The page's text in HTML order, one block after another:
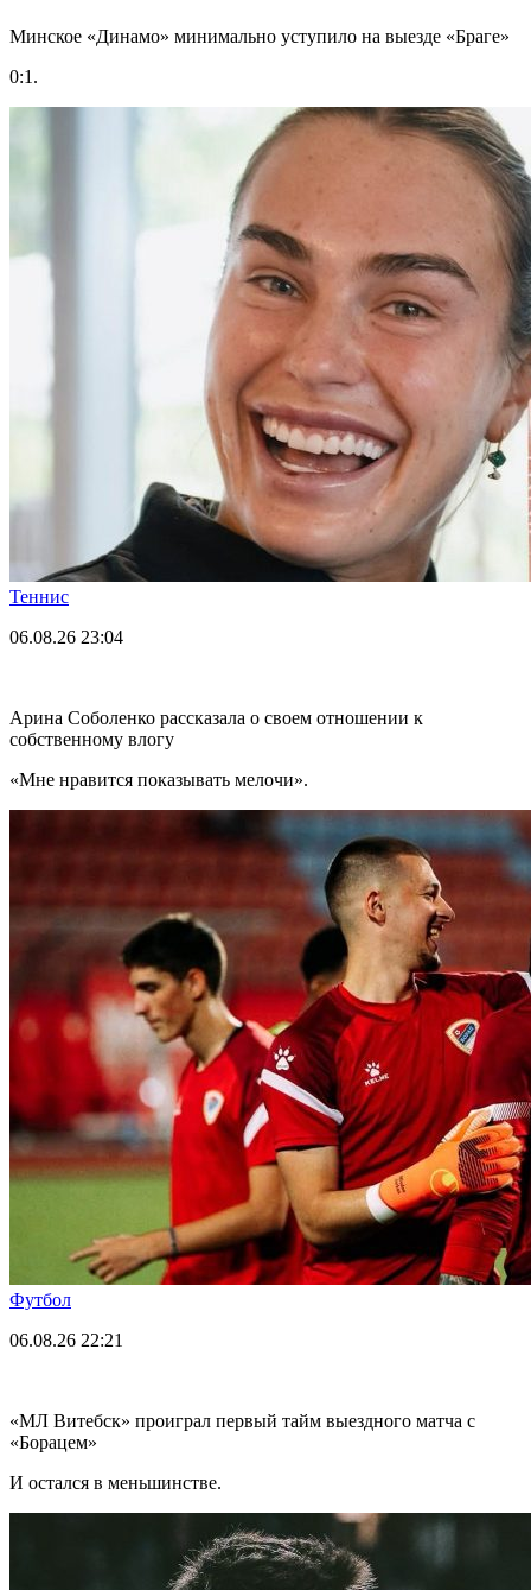
Минское «Динамо» минимально уступило на выезде «Браге»
0:1.
Теннис
06.08.26 23:04
Арина Соболенко рассказала о своем отношении к
собственному влогу
«Мне нравится показывать мелочи».
Футбол
06.08.26 22:21
«МЛ Витебск» проиграл первый тайм выездного матча с
«Борацем»
И остался в меньшинстве.